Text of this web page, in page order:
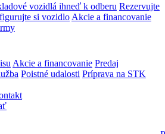
vozidlá ihneď k odberu Rezervujte
si vozidlo Akcie a financovanie
Akcie a financovanie Predaj
Poistné udalosti Príprava na STK